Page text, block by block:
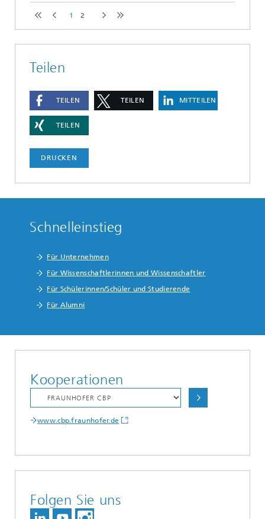
1 2
Teilen
TEILEN TEILEN MITTEILEN
TEILEN
DRUCKEN
Schnelleinstieg
Für Unternehmen
Für Wissenschaftlerinnen und Wissenschaftler
Für Schülerinnen/Schüler und Studierende
Für Alumni
Kooperationen
www.cbp.fraunhofer.de
Folgen Sie uns